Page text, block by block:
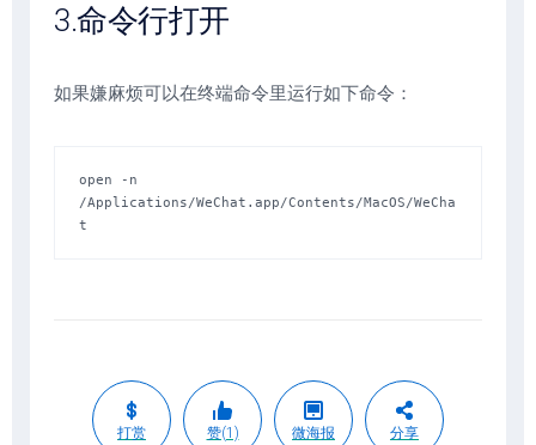
3.命令行打开
如果嫌麻烦可以在终端命令里运行如下命令：
open -n
/Applications/WeChat.app/Contents/MacOS/WeCha
t
打赏 赞(1) 微海报 分享